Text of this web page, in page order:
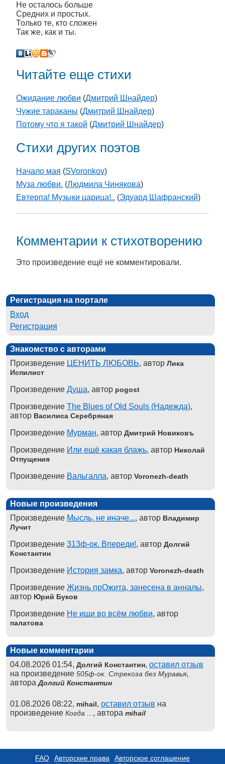
Не осталось больше
Средних и простых.
Только те, кто сложен
Так же, как и ты.
Читайте еще стихи
Ожидание любви (Дмитрий Шнайдер)
Чужие тараканы (Дмитрий Шнайдер)
Потому что я такой (Дмитрий Шнайдер)
Стихи других поэтов
Начало мая (SVoronkov)
Муза любви. (Людмила Чинякова)
Евтерпа! Музыки царица!.. (Эдуард Шафранский)
Комментарии к стихотворению
Это произведение ещё не комментировали.
Регистрация на портале
Вход
Регистрация
Знакомство с авторами
Произведение ЦЕНИТЬ ЛЮБОВЬ, автор Лика
Испилист
Произведение Душа, автор pogost
Произведение The Blues of Old Souls (Надежда),
автор Василиса Серебряная
Произведение Мурман, автор Дмитрий Новиковъ
Произведение Или ещё какая блажь, автор Николай
Отпущения
Произведение Вальгалла, автор Voronezh-death
Новые произведения
Произведение Мысль, не иначе..., автор Владимир
Лучит
Произведение 313ф-ок. Впереди!, автор Долгий
Константин
Произведение История замка, автор Voronezh-death
Произведение Жизнь прОжита, занесена в анналы,
автор Юрий Буков
Произведение Не ищи во всём любви, автор
палатова
Новые комментарии
04.08.2026 01:54, Долгий Константин, оставил отзыв
на произведение 505ф-ок. Стрекоза без Муравья,
автораДолгий Константин
01.08.2026 08:22, mihail, оставил отзыв на
произведение Когда ... , автора mihail
FAQ Авторские права
Авторское соглашение